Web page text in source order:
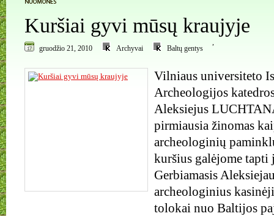
Kuršiai gyvi mūsų kraujyje
gruodžio 21, 2010 Archyvai
,
Baltų gentys
Vilniaus universiteto
Archeologijos
Aleksiejus
pirmiausia žinomas
archeologinių
kuršius galėjome tapti
Gerbiamasis
archeologinius
tolokai nuo Baltijos